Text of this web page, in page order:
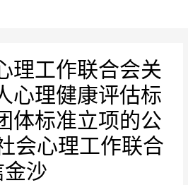
理工作联合会关
心理健康评估标
体标准立项的公
会心理工作联合
沙